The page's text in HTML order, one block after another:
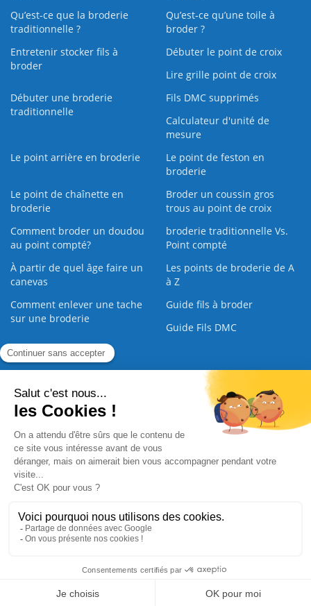
Qu’est-ce que la broderie
traditionnelle ?
Qu’est‑ce qu’une toile à
broder ?
Entretenir stocker fils à
broder
Débuter le point de croix
Lire grille point de croix
Débuter une broderie
traditionnelle
Fils DMC supprimés
Calculateur d'unité de
mesure
Le point arrière en broderie
Le point de feston en
broderie
Le point de chaînette en
broderie
Broder un coussin gros
trous au point de croix
Comment broder un doudou
au point compté?
broderie traditionnelle Vs.
Point compté
À partir de quel âge faire un
canevas
Les points de broderie de A
à Z
Comment enlever une tache
sur une broderie
Guide fils à broder
Guide Fils DMC
Guide de la Broderie
Nous contacter |
Paiement sécurisé
2008 - 2026 © CreaMagic. ALL Rights Reserved.